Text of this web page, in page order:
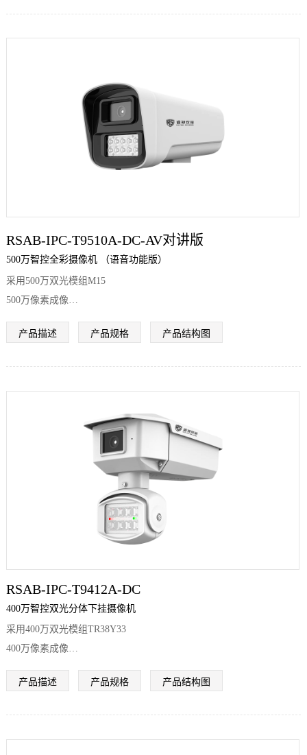
RSAB-IPC-T9510A-DC-AV对讲版
500万智控全彩摄像机 （语音功能版）
采用500万双光模组M15
500万像素成像
全彩摄像机
产品描述
产品规格 产品结构图
RSAB-IPC-T9412A-DC
400万智控双光分体下挂摄像机
采用400万双光模组TR38Y33
400万像素成像
支持双光切换
产品描述
产品规格 产品结构图